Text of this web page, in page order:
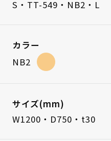
S・TT-549・NB2・L
カラー
NB2
サイズ(mm)
W1200・D750・t30